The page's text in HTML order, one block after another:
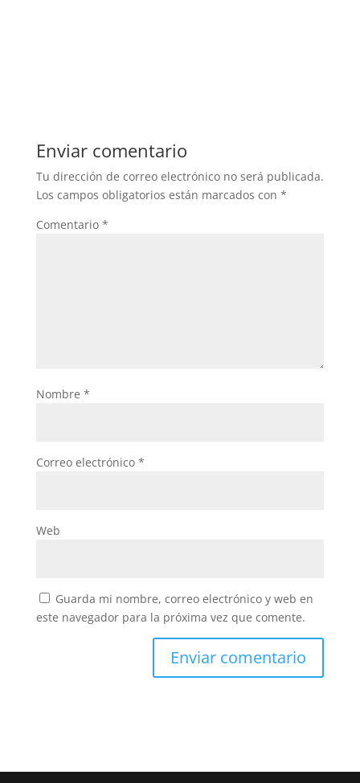
Enviar comentario
Tu dirección de correo electrónico no será publicada.
Los campos obligatorios están marcados con *
Comentario *
Nombre *
Correo electrónico *
Web
Guarda mi nombre, correo electrónico y web en
este navegador para la próxima vez que comente.